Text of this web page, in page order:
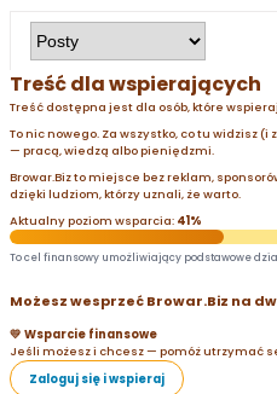
Treść dla wspierających
Treść dostępna jest dla osób, które
To nic nowego. Za wszystko, co tu widzisz
— pracą, wiedzą albo pieniędzmi.
Browar.Biz to miejsce bez reklam,
dzięki ludziom, którzy uznali, że warto.
Aktualny poziom wsparcia: 41%
To cel finansowy umożliwiający podstawowe
Możesz wesprzeć Browar.Biz na
💛 Wsparcie finansowe
Jeśli możesz i chcesz — pomóż utrzymać
Zaloguj się i wspieraj